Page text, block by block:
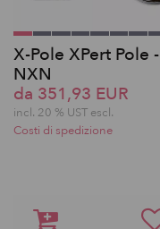
X-Pole XPert Pole -
NXN
da 351,93 EUR
incl. 20 % UST escl.
Costi di spedizione